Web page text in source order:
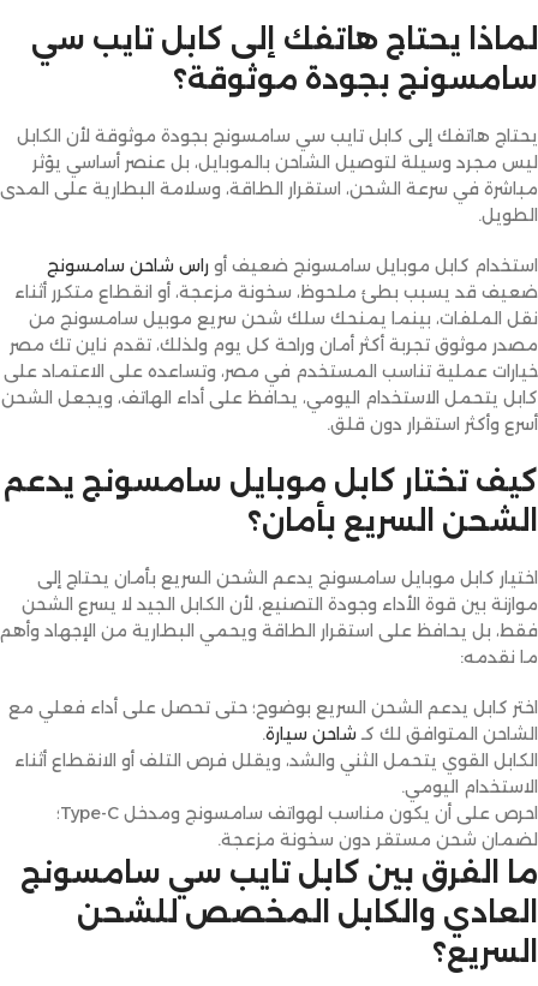
لماذا يحتاج هاتفك إلى كابل تايب سي
سامسونج بجودة موثوقة؟
يحتاج هاتفك إلى كابل تايب سي سامسونج بجودة موثوقة لأن الكابل
ليس مجرد وسيلة لتوصيل الشاحن بالموبايل، بل عنصر أساسي يؤثر
مباشرة في سرعة الشحن، استقرار الطاقة، وسلامة البطارية على المدى
الطويل.
استخدام كابل موبايل سامسونج ضعيف أو راس شاحن سامسونج
ضعيف قد يسبب بطئ ملحوظ، سخونة مزعجة، أو انقطاع متكرر أثناء
نقل الملفات، بينما يمنحك سلك شحن سريع موبيل سامسونج من
مصدر موثوق تجربة أكثر أمان وراحة كل يوم ولذلك، تقدم ناين تك مصر
خيارات عملية تناسب المستخدم في مصر، وتساعده على الاعتماد على
كابل يتحمل الاستخدام اليومي، يحافظ على أداء الهاتف، ويجعل الشحن
أسرع وأكثر استقرار دون قلق.
كيف تختار كابل موبايل سامسونج يدعم
الشحن السريع بأمان؟
اختيار كابل موبايل سامسونج يدعم الشحن السريع بأمان يحتاج إلى
موازنة بين قوة الأداء وجودة التصنيع، لأن الكابل الجيد لا يسرع الشحن
فقط، بل يحافظ على استقرار الطاقة ويحمي البطارية من الإجهاد وأهم
ما نقدمه:
اختر كابل يدعم الشحن السريع بوضوح؛ حتى تحصل على أداء فعلي مع
الشاحن المتوافق لك كـ شاحن سيارة.
الكابل القوي يتحمل الثني والشد، ويقلل فرص التلف أو الانقطاع أثناء
الاستخدام اليومي.
احرص على أن يكون مناسب لهواتف سامسونج ومدخل Type-C؛
لضمان شحن مستقر دون سخونة مزعجة.
ما الفرق بين كابل تايب سي سامسونج
العادي والكابل المخصص للشحن
السريع؟